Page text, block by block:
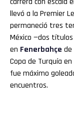
llevó a la Premier
permaneció tres
México —dos
en Fenerbahçe de
Copa de Turquía
fue máximo
encuentros.